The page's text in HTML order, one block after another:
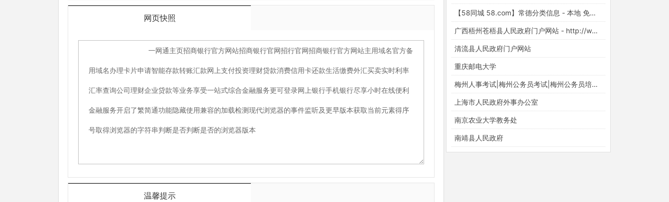
网页快照
温馨提示
【58同城 58.com】常德分类信息 - 本地 免费 高效
广西梧州苍梧县人民政府门户网站 - http://www.cangwu.gov.cn/
清流县人民政府门户网站
重庆邮电大学
梅州人事考试|梅州公务员考试|梅州公务员培训【梅州华图】
上海市人民政府外事办公室
南京农业大学教务处
南靖县人民政府